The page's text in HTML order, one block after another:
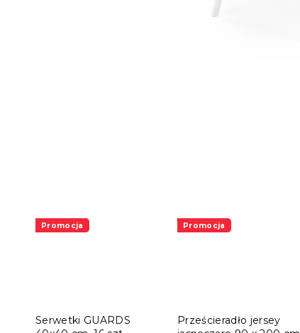
Promocja
Serwetki GUARDS
Promocja
Prześcieradło jersey